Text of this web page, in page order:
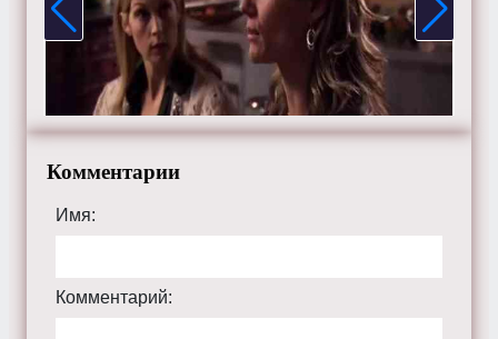
Комментарии
Имя:
Комментарий: